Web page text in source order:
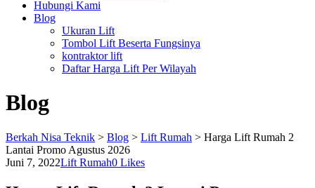
Hubungi Kami
Blog
Ukuran Lift
Tombol Lift Beserta Fungsinya
kontraktor lift
Daftar Harga Lift Per Wilayah
Blog
Berkah Nisa Teknik > Blog > Lift Rumah > Harga Lift Rumah 2
Lantai Promo Agustus 2026
Juni 7, 2022Lift Rumah0 Likes